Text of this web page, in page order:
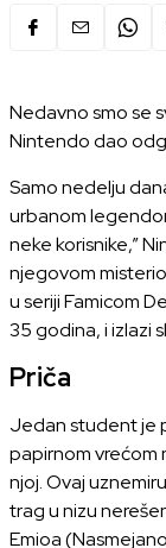
Nedavno smo se
Nintendo dao
Samo nedelju
urbanom
neke korisnike,”
njegovom
u seriji Famicom
35 godina, i izlazi
Priča
Jedan student je
papirnom vrećom
njoj. Ovaj
trag u nizu
Emioa